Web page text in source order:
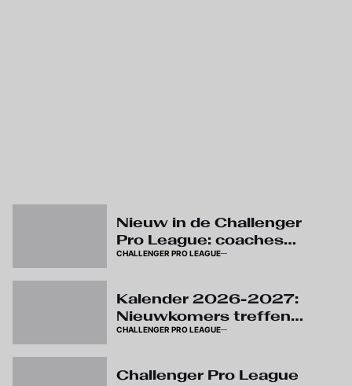
Nieuw in de Challenger
Pro League: coaches
krijgen video challenges
CHALLENGER PRO LEAGUE
Kalender 2026-2027:
Nieuwkomers treffen
elkaar meteen in
CHALLENGER PRO LEAGUE
Challenger Pro League